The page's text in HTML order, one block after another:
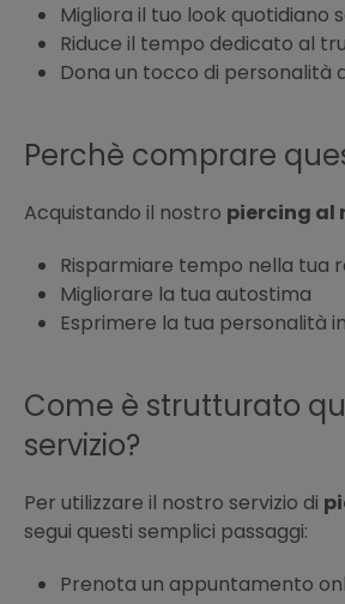
Migliora il tuo look quotidiano
Riduce il tempo dedicato al
Dona un tocco di personalità
Perchè comprare
Acquistando il nostro piercing al
Risparmiare tempo nella tua
Migliorare la tua autostima
Esprimere la tua personalità
Come è strutturato
servizio?
Per utilizzare il nostro servizio di
segui questi semplici passaggi:
Prenota un appuntamento